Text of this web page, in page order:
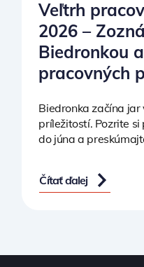
Veľtrh
2026 –
Biedronkou
pracovných
Biedronka začína
príležitostí. Pozrite
do júna a
Čítať ďalej